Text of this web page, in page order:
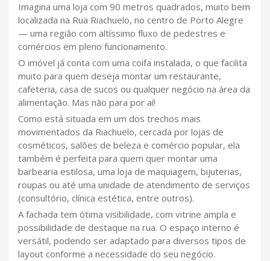
Imagina uma loja com 90 metros quadrados, muito bem
localizada na Rua Riachuelo, no centro de Porto Alegre
— uma região com altíssimo fluxo de pedestres e
comércios em pleno funcionamento.
O imóvel já conta com uma coifa instalada, o que facilita
muito para quem deseja montar um restaurante,
cafeteria, casa de sucos ou qualquer negócio na área da
alimentação. Mas não para por aí!
Como está situada em um dos trechos mais
movimentados da Riachuelo, cercada por lojas de
cosméticos, salões de beleza e comércio popular, ela
também é perfeita para quem quer montar uma
barbearia estilosa, uma loja de maquiagem, bijuterias,
roupas ou até uma unidade de atendimento de serviços
(consultório, clínica estética, entre outros).
A fachada tem ótima visibilidade, com vitrine ampla e
possibilidade de destaque na rua. O espaço interno é
versátil, podendo ser adaptado para diversos tipos de
layout conforme a necessidade do seu negócio.